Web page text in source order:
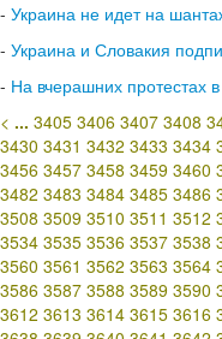
- Украина не идет на
- Украина и Словакия
- На вчерашних протестах
< ... 3405 3406 3407 3408
3430 3431 3432 3433 3434
3456 3457 3458 3459 3460
3482 3483 3484 3485 3486
3508 3509 3510 3511 3512
3534 3535 3536 3537 3538
3560 3561 3562 3563 3564
3586 3587 3588 3589 3590
3612 3613 3614 3615 3616